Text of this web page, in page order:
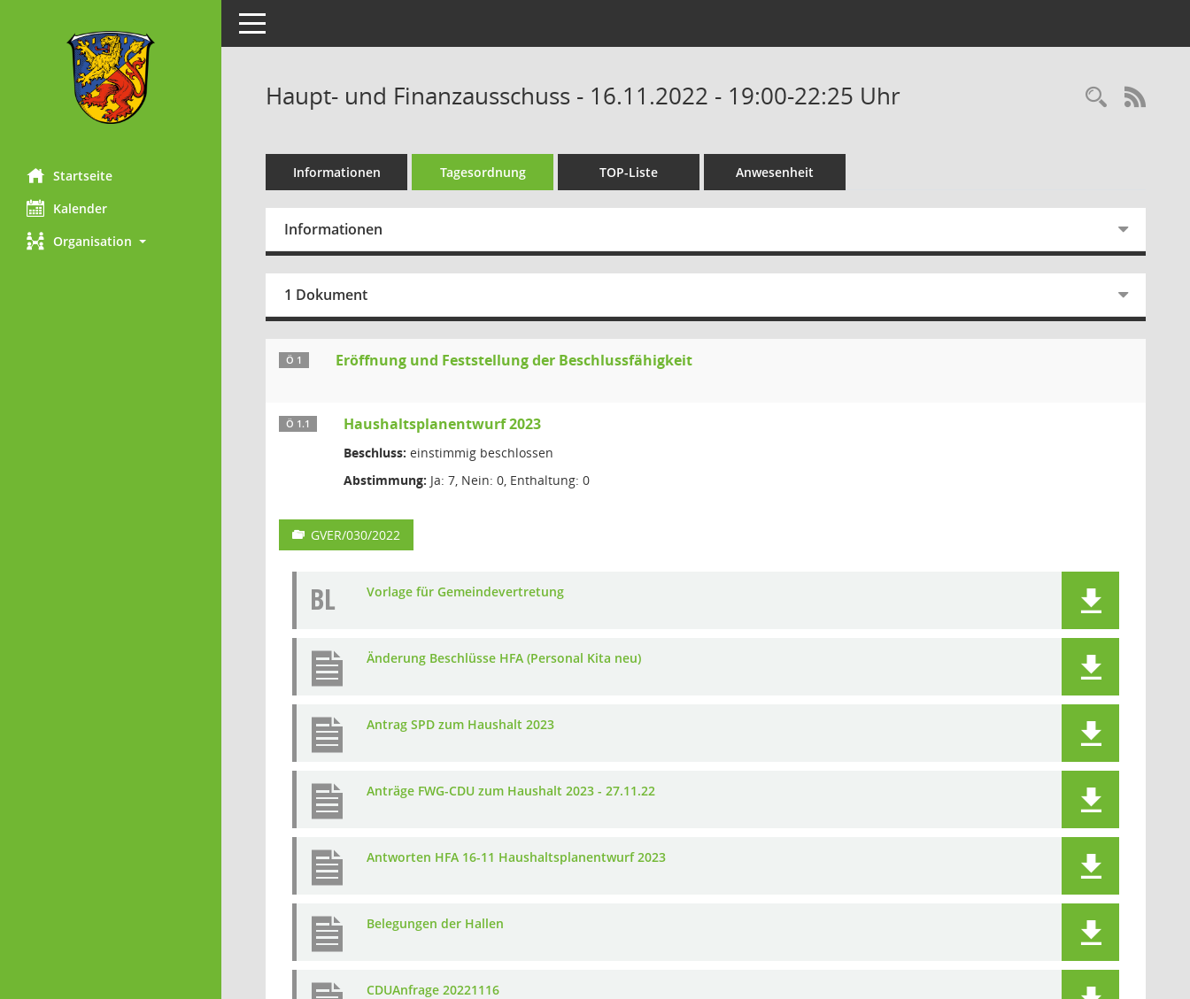
Startseite
Kalender
Organisation
Toggle navigation
Haupt- und Finanzausschuss - 16.11.2022 - 19:00-22:25 Uhr
Informationen Tagesordnung TOP-Liste Anwesenheit
Informationen
1 Dokument
Ö 1 Eröffnung und Feststellung der Beschlussfähigkeit
Ö 1.1 Haushaltsplanentwurf 2023
Beschluss: einstimmig beschlossen
Abstimmung: Ja: 7, Nein: 0, Enthaltung: 0
GVER/030/2022
BL Vorlage für Gemeindevertretung
Änderung Beschlüsse HFA (Personal Kita neu)
Antrag SPD zum Haushalt 2023
Anträge FWG-CDU zum Haushalt 2023 - 27.11.22
Antworten HFA 16-11 Haushaltsplanentwurf 2023
Belegungen der Hallen
CDUAnfrage 20221116